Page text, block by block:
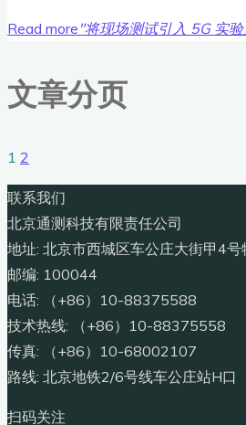
Read more "将现场测试引入 5G 实
文章分页
1 2
联系我们
北京通测科技有限责任公司
地址: 北京市西城区车公庄大街甲4
邮编: 100044
电话: （+86）10-88375588
技术热线: （+86）10-88375558
传真: （+86）10-68002107
路线: 北京地铁2/6号线车公庄站H口
扫码关注